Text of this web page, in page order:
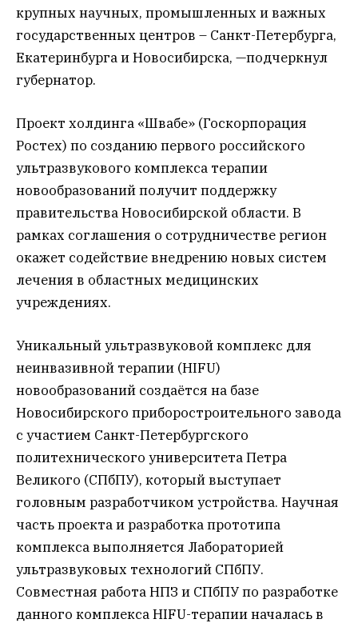
крупных научных, промышленных и важных
государственных центров – Санкт-Петербурга,
Екатеринбурга и Новосибирска, —подчеркнул
губернатор.
Проект холдинга «Швабе» (Госкорпорация
Ростех) по созданию первого российского
ультразвукового комплекса терапии
новообразований получит поддержку
правительства Новосибирской области. В
рамках соглашения о сотрудничестве регион
окажет содействие внедрению новых систем
лечения в областных медицинских
учреждениях.
Уникальный ультразвуковой комплекс для
неинвазивной терапии (HIFU)
новообразований создаётся на базе
Новосибирского приборостроительного завода
с участием Санкт-Петербургского
политехнического университета Петра
Великого (СПбПУ), который выступает
головным разработчиком устройства. Научная
часть проекта и разработка прототипа
комплекса выполняется Лабораторией
ультразвуковых технологий СПбПУ.
Совместная работа НПЗ и СПбПУ по разработке
данного комплекса HIFU-терапии началась в